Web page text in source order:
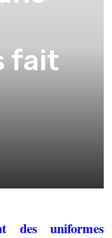
fait
des uniformes